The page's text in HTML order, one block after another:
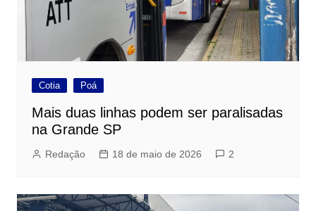
Cotia Poá
Mais duas linhas podem ser paralisadas
na Grande SP
Redação 18 de maio de 2026 2